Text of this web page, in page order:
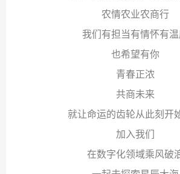
农情农业农商行
我们有担当有情怀有温
也希望有你
青春正浓
共商未来
就让命运的齿轮从此刻开
加入我们
在数字化领域乘风破